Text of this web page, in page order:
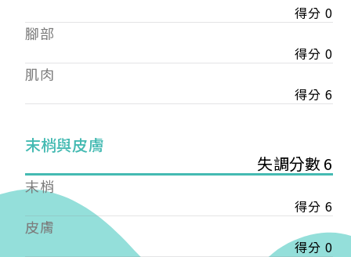
得分 0
腳部
得分 0
肌肉
得分 6
末梢與皮膚
失調分數 6
末梢
得分 6
皮膚
得分 0
【會費】
入會費新臺幣1200元，於會員入會時繳納；常年會
費1200元，於每年度繳納。
入會費新臺幣3000元，於會員入會時繳納；常年會
費3000元，於每年度繳納。
戶名: 社團法人台灣自律神經健康培訓暨發展協會
帳號: 003-03-501566-2
銀行: (013) 國泰世華 南京東路分行